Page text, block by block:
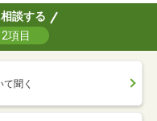
談する
項目
て聞く